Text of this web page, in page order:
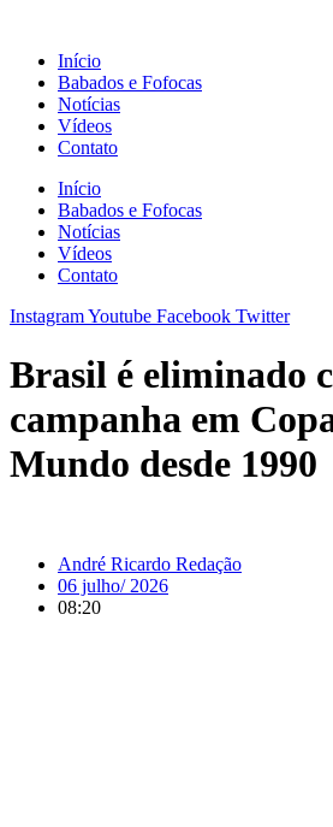
conteúdo
Início
Babados e Fofocas
Notícias
Vídeos
Contato
Início
Babados e Fofocas
Notícias
Vídeos
Contato
InstagramYoutube Facebook Twitter
Brasil é eliminado
campanha em
Mundo desde 1990
André Ricardo Redação
06 julho/ 2026
08:20